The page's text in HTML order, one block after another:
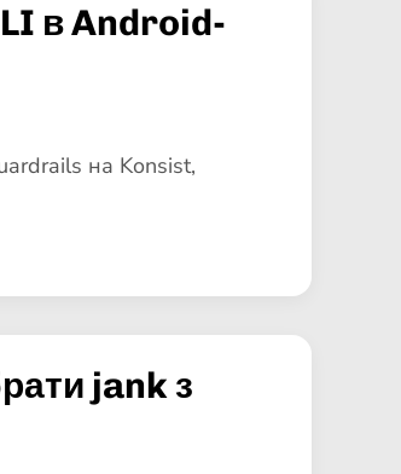
в Android-
на Konsist,
jank з